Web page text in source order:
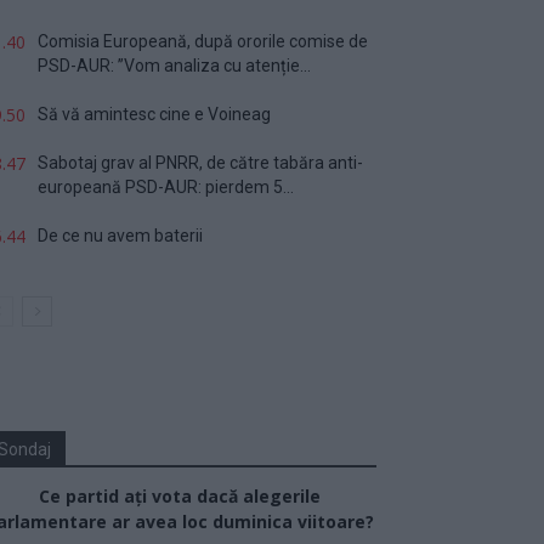
Comisia Europeană, după ororile comise de
PSD-AUR: ”Vom analiza cu atenție...
Să vă amintesc cine e Voineag
Sabotaj grav al PNRR, de către tabăra anti-
europeană PSD-AUR: pierdem 5...
De ce nu avem baterii
Ce partid ați vota dacă alegerile
ar avea loc duminica viitoare?